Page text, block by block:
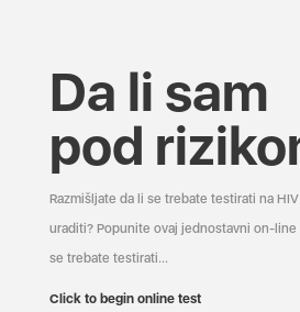
Da li sam
pod
Razmišljate da li se trebate testirati na
uraditi? Popunite ovaj jednostavni on-
se trebate testirati...
Click to begin online test